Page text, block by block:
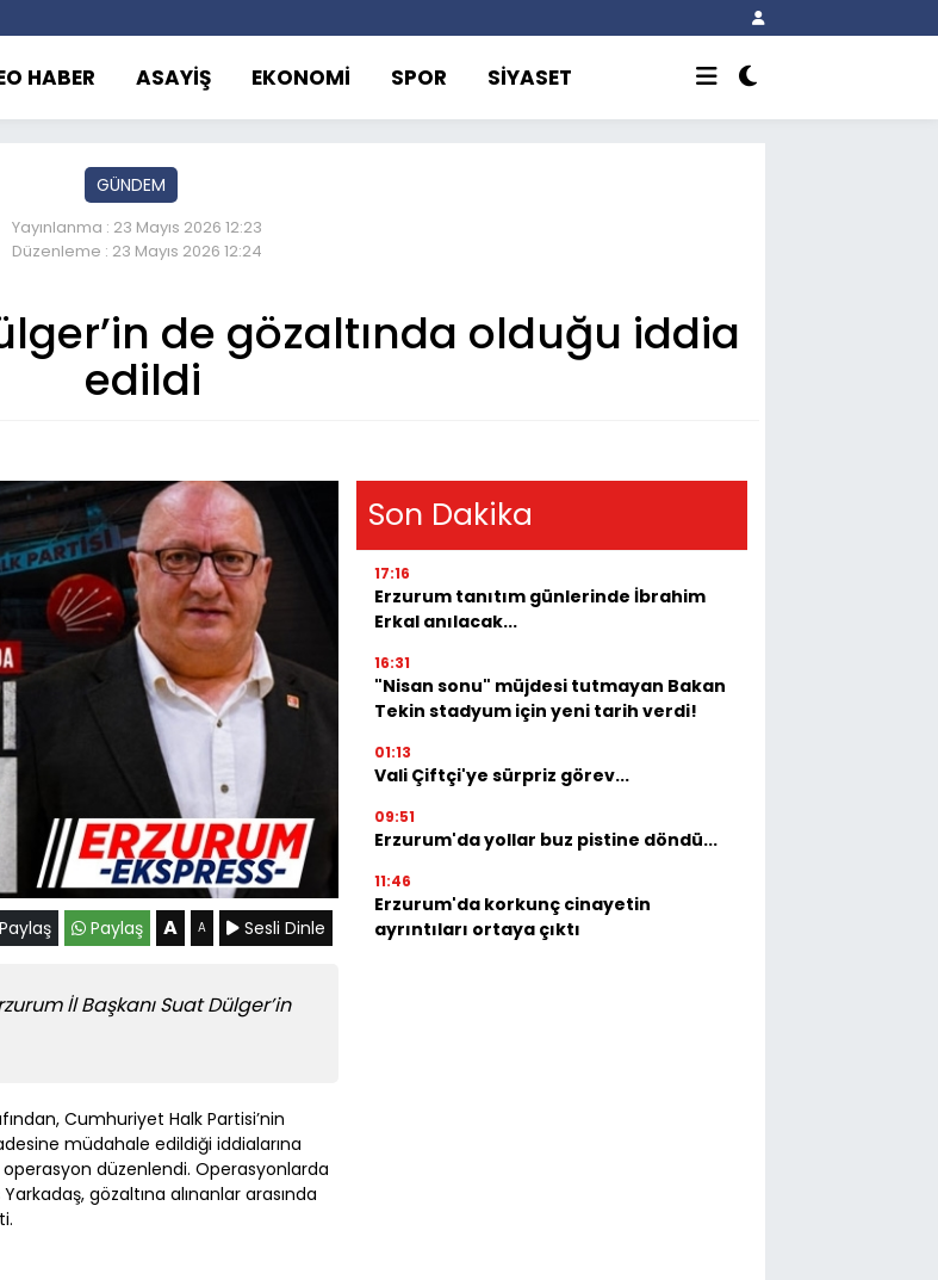
HABER ASAYİŞ EKONOMİ SPOR SİYASET
GÜNDEM
Yayınlanma : 23 Mayıs 2026 12:23
Düzenleme : 23 Mayıs 2026 12:24
de gözaltında olduğu iddia
edildi
Paylaş Paylaş A A Sesli Dinle
İl Başkanı Suat Dülger’in
Cumhuriyet Halk Partisi’nin
müdahale edildiği iddialarına
düzenlendi. Operasyonlarda
gözaltına alınanlar arasında
Son Dakika
17:16
Erzurum tanıtım günlerinde İbrahim
Erkal anılacak...
16:31
"Nisan sonu" müjdesi tutmayan Bakan
Tekin stadyum için yeni tarih verdi!
01:13
Vali Çiftçi'ye sürpriz görev...
09:51
Erzurum'da yollar buz pistine döndü...
11:46
Erzurum'da korkunç cinayetin
ayrıntıları ortaya çıktı